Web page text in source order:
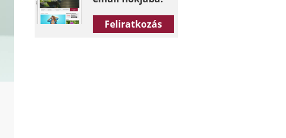
Feliratkozás